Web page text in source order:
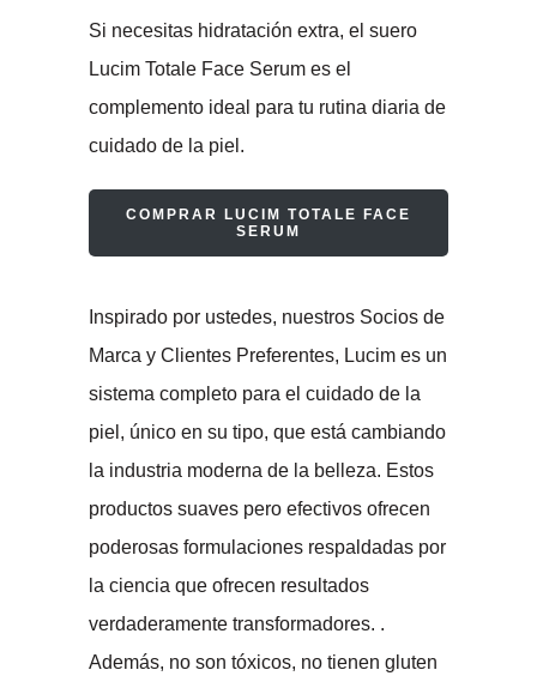
Si necesitas hidratación extra, el suero
Lucim Totale Face Serum es el
complemento ideal para tu rutina diaria de
cuidado de la piel.
COMPRAR LUCIM TOTALE FACE
SERUM
Inspirado por ustedes, nuestros Socios de
Marca y Clientes Preferentes, Lucim es un
sistema completo para el cuidado de la
piel, único en su tipo, que está cambiando
la industria moderna de la belleza. Estos
productos suaves pero efectivos ofrecen
poderosas formulaciones respaldadas por
la ciencia que ofrecen resultados
verdaderamente transformadores. .
Además, no son tóxicos, no tienen gluten